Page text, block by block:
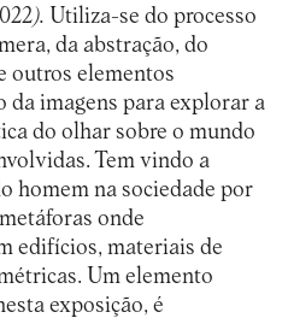
). Utiliza-se do processo
da abstração, do
outros elementos
da imagens para explorar a
do olhar sobre o mundo
Tem vindo a
homem na sociedade por
onde
edifícios, materiais de
Um elemento
exposição, é